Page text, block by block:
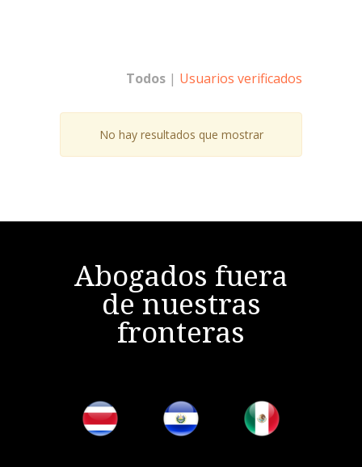
Todos | Usuarios verificados
No hay resultados que mostrar
Abogados fuera
de nuestras
fronteras